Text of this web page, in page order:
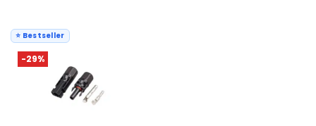
⭐ Bestseller
-29%